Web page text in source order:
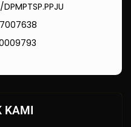
KAMI